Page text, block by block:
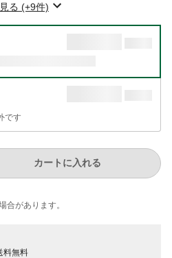
る (+9件)
です
カートに入れる
が​あります。
料無料